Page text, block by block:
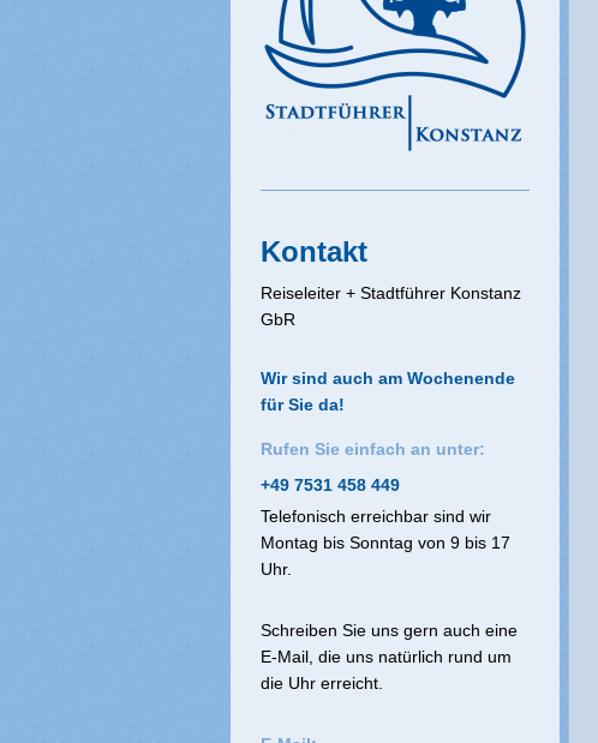
Kontakt
Reiseleiter + Stadtführer Konstanz
GbR
Wir sind auch am Wochenende
für Sie da!
Rufen Sie einfach an unter:
+49 7531 458 449
Telefonisch erreichbar sind wir
Montag bis Sonntag von 9 bis 17
Uhr.
Schreiben Sie uns gern auch eine
E-Mail, die uns natürlich rund um
die Uhr erreicht.